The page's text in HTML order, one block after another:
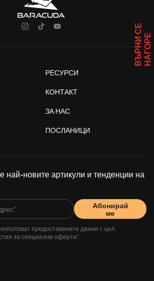
РЕСУРСИ
КОНТАКТ
ЗА НАС
ПОСЛАНИЦИ
най-новите артикули и тенденции на
Абонирай
ме
предоставените данни с цел
за специални оферти.*
В
Ъ
Р
Н
И
С
Е
Н
А
Г
О
РЕ